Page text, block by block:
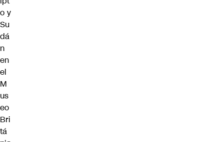
o y
Su
dá
n
en
el
M
us
eo
Bri
tá